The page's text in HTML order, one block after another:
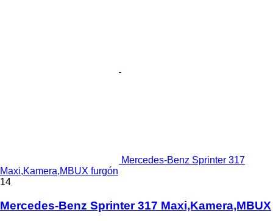
Mercedes-Benz Sprinter 317
Maxi,Kamera,MBUX furgón
14
Mercedes-Benz Sprinter 317 Maxi,Kamera,MBUX